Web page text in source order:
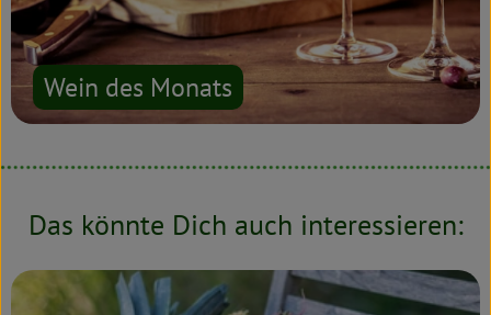
Wein des Monats
Das könnte Dich auch interessieren: